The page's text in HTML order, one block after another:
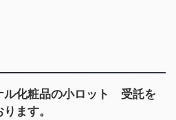
ル化粧品の小ロット 受託を
ます。